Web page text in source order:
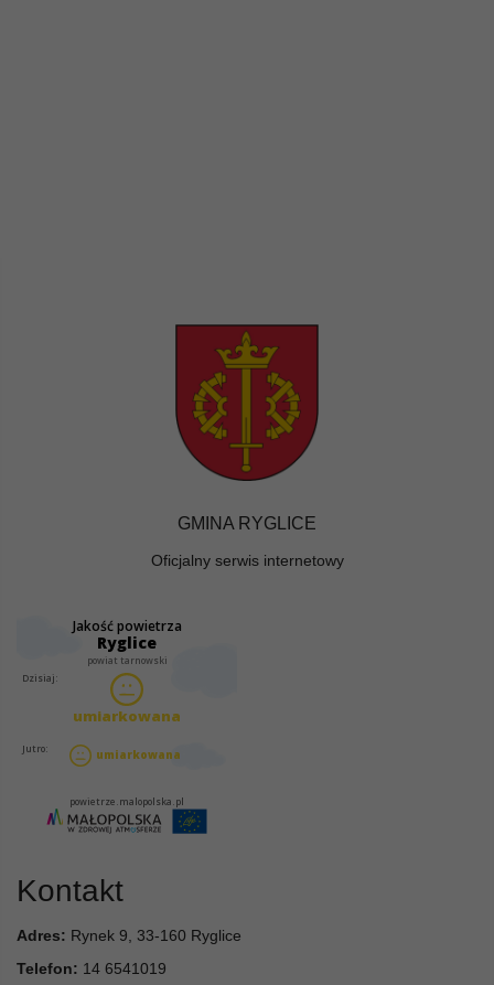
GMINA RYGLICE
Oficjalny serwis internetowy
Kontakt
Adres: Rynek 9, 33-160 Ryglice
Telefon: 14 6541019